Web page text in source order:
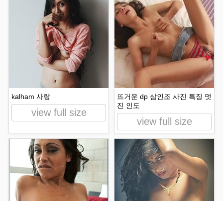
kalham 사랑
view full size
뜨거운 dp 삼인조 사진 특징 멋
진 인도
view full size